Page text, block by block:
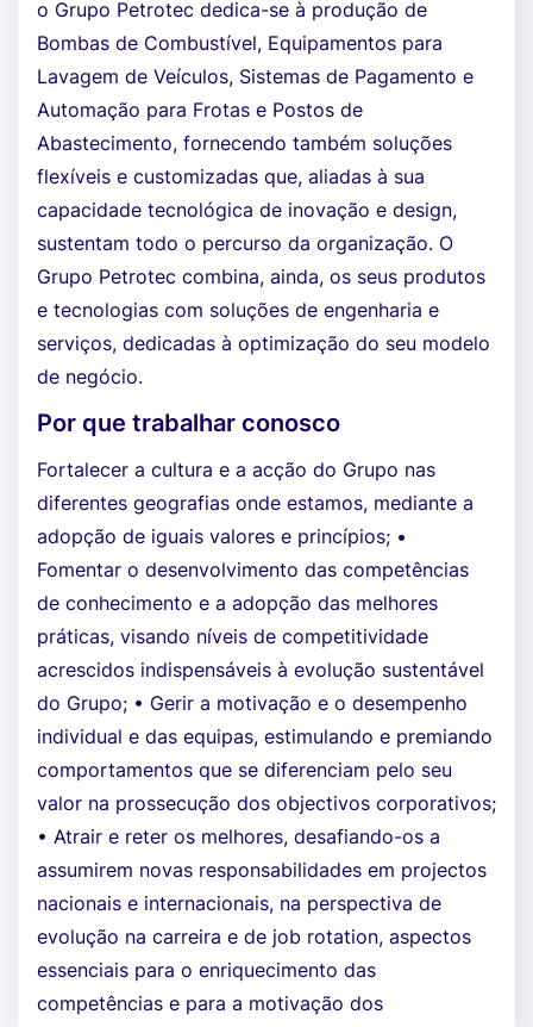
o Grupo Petrotec dedica-se à produção de
Bombas de Combustível, Equipamentos para
Lavagem de Veículos, Sistemas de Pagamento e
Automação para Frotas e Postos de
Abastecimento, fornecendo também soluções
flexíveis e customizadas que, aliadas à sua
capacidade tecnológica de inovação e design,
sustentam todo o percurso da organização. O
Grupo Petrotec combina, ainda, os seus produtos
e tecnologias com soluções de engenharia e
serviços, dedicadas à optimização do seu modelo
de negócio.
Por que trabalhar conosco
Fortalecer a cultura e a acção do Grupo nas
diferentes geografias onde estamos, mediante a
adopção de iguais valores e princípios; •
Fomentar o desenvolvimento das competências
de conhecimento e a adopção das melhores
práticas, visando níveis de competitividade
acrescidos indispensáveis à evolução sustentável
do Grupo; • Gerir a motivação e o desempenho
individual e das equipas, estimulando e premiando
comportamentos que se diferenciam pelo seu
valor na prossecução dos objectivos corporativos;
• Atrair e reter os melhores, desafiando-os a
assumirem novas responsabilidades em projectos
nacionais e internacionais, na perspectiva de
evolução na carreira e de job rotation, aspectos
essenciais para o enriquecimento das
competências e para a motivação dos